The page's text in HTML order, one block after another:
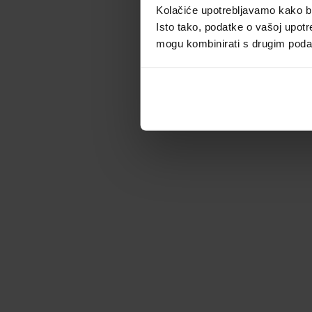
Kolačiće upotrebljavamo kako
Isto tako, podatke o vašoj
mogu kombinirati s drugim